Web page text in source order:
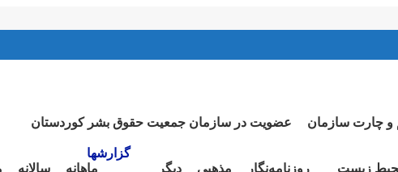
و چارت سازمان
عضویت در سازمان جمعیت حقوق بشر کوردستان
زیست روزنامەنگار مذهبی دیگر
گزارشها
ماهانە
سالانە